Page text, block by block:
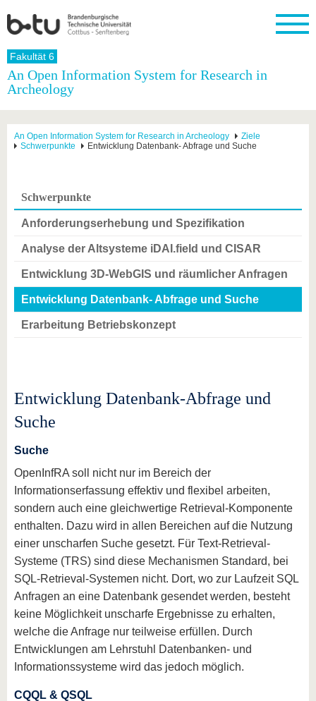
Startseite
Universität
Struktur
Partnerschaften
Strukturwandel
Forschung
Forschungsprofil
Nachwuchs
Vor dem
Studium
Studium
Aus dem
Mit der
BTU ins
internationale
Kontakt
Wissenschaftliche
WeiterbildungWirtschafts-
an der
BTU
Innovative
Lernen
Sie uns
kennen
Fakultät 6
An Open Information System for Research in
Archeology
An Open Information System for Research in Archeology
Ziele
Schwerpunkte
Entwicklung Datenbank- Abfrage und Suche
Schwerpunkte
Anforderungserhebung und Spezifikation
Analyse der Altsysteme iDAI.field und CISAR
Entwicklung 3D-WebGIS und räumlicher Anfragen
Entwicklung Datenbank- Abfrage und Suche
Erarbeitung Betriebskonzept
Entwicklung Datenbank-Abfrage und
Suche
Suche
OpenInfRA soll nicht nur im Bereich der
Informationserfassung effektiv und flexibel arbeiten,
sondern auch eine gleichwertige Retrieval-Komponente
enthalten. Dazu wird in allen Bereichen auf die Nutzung
einer unscharfen Suche gesetzt. Für Text-Retrieval-
Systeme (TRS) sind diese Mechanismen Standard, bei
SQL-Retrieval-Systemen nicht. Dort, wo zur Laufzeit SQL
Anfragen an eine Datenbank gesendet werden, besteht
keine Möglichkeit unscharfe Ergebnisse zu erhalten,
welche die Anfrage nur teilweise erfüllen. Durch
Entwicklungen am Lehrstuhl Datenbanken- und
Informationssysteme wird das jedoch möglich.
CQQL & QSQL